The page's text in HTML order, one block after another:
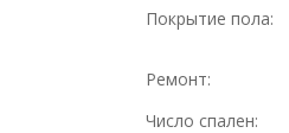
Покрытие пола:
Ремонт:
Число спален: